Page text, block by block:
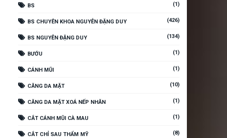
BS (1)
BS CHUYÊN KHOA NGUYỄN ĐẶNG DUY (426)
BS NGUYỄN ĐẶNG DUY (134)
BƯỚU (1)
CÁNH MŨI (1)
CĂNG DA MẶT (10)
CĂNG DA MẶT XOÁ NẾP NHĂN (1)
CẮT CÁNH MŨI CÀ MAU (1)
CẮT CHỈ SAU THẨM MỸ (8)